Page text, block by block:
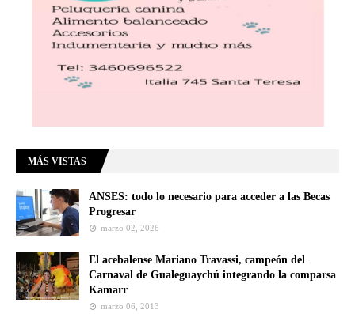
MÁS VISTAS
ANSES: todo lo necesario para acceder a las Becas
Progresar
marzo 02, 2026
El acebalense Mariano Travassi, campeón del
Carnaval de Gualeguaychú integrando la comparsa
Kamarr
marzo 06, 2013